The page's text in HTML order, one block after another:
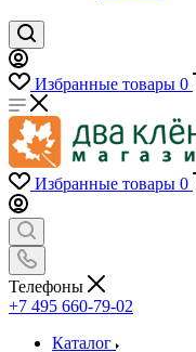
Избранные товары 0
Избранные товары 0
Телефоны
+7 495 660-79-02
Каталог